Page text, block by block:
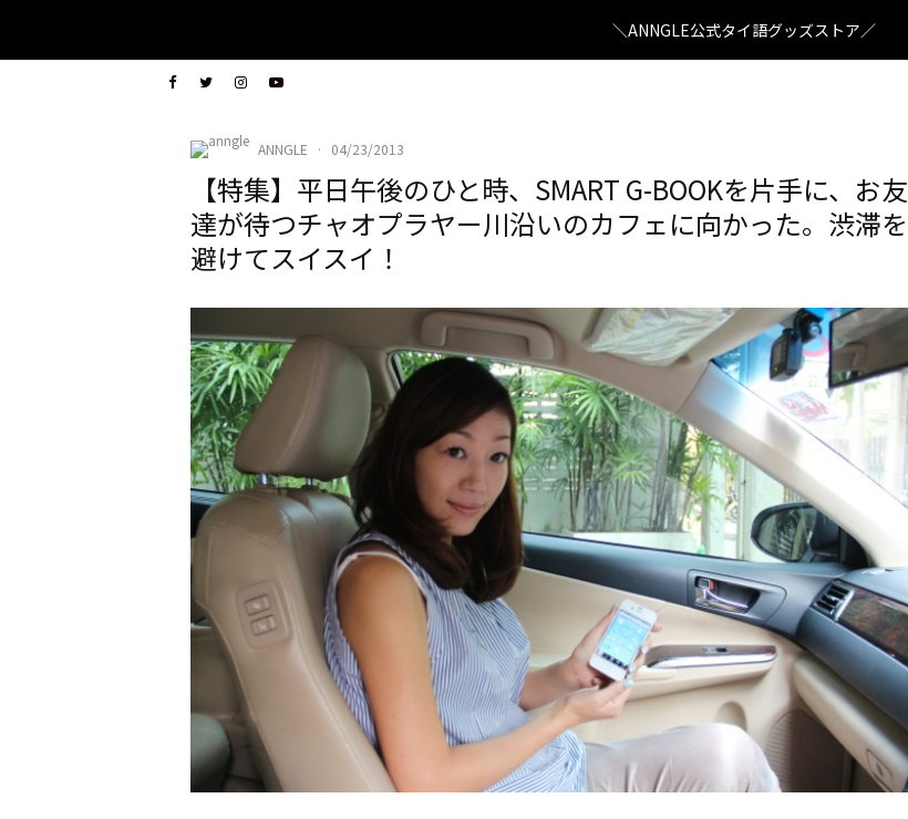
＼ANNGLE公式タイ語グッズストア／
ANNGLE · 04/23/2013
【特集】平日午後のひと時、SMART G-BOOKを片手に、お友
達が待つチャオプラヤー川沿いのカフェに向かった。渋滞を
避けてスイスイ！